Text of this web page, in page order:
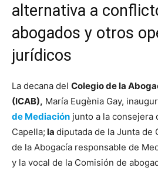
alternativa a
abogados y otros
jurídicos
La decana del Colegio de la
(ICAB), María Eugènia Gay,
de Mediación junto a la consejera
Capella; la diputada de la Junta de
de la Abogacía responsable de
y la vocal de la Comisión de